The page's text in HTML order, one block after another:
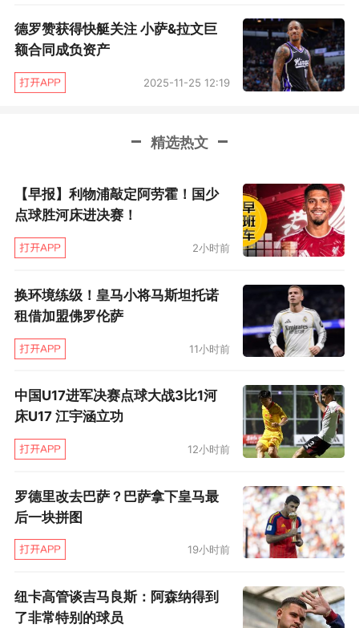
德罗赞获得快艇关注 小萨&拉文巨
额合同成负资产
2025-11-25 12:19
精选热文
【早报】利物浦敲定阿劳霍！国少
点球胜河床进决赛！
2小时前
换环境练级！皇马小将马斯坦托诺
租借加盟佛罗伦萨
11小时前
中国U17进军决赛点球大战3比1河
床U17 江宇涵立功
12小时前
罗德里改去巴萨？巴萨拿下皇马最
后一块拼图
19小时前
纽卡高管谈吉马良斯：阿森纳得到
了非常特别的球员